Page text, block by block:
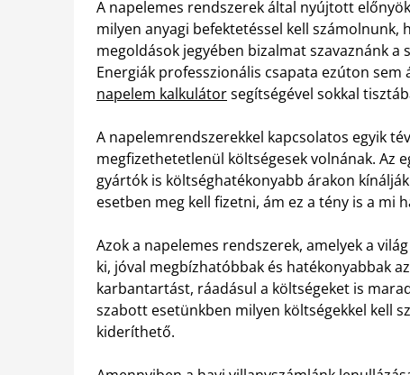
A napelemes rendszerek által nyújtott
milyen anyagi befektetéssel kell
megoldások jegyében bizalmat szavaznánk
Energiák professzionális csapata ezúton sem
napelem kalkulátorsegítségével sokkal
A napelemrendszerekkel kapcsolatos egyik
megfizethetetlenül költségesek volnának. Az
gyártók is költséghatékonyabb árakon
esetben meg kell fizetni, ám ez a tény is a mi
Azok a napelemes rendszerek, amelyek a
ki, jóval megbízhatóbbak és hatékonyabbak
karbantartást, ráadásul a költségeket is
szabott esetünkben milyen költségekkel kell
kideríthető.